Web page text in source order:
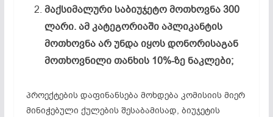
მაქსიმალური საბიუჯეტო მოთხოვნა 300
ლარი. ამ კატეგორიაში აპლიკანტის
მოთხოვნა არ უნდა იყოს დონორისაგან
მოთხოვნილი თანხის 10%-ზე ნაკლები;
პროექტების დაფინანსება მოხდება კომისიის მიერ
მინიჭებული ქულების შესაბამისად, ბიუჯეტის